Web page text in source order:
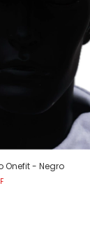
Onefit - Negro